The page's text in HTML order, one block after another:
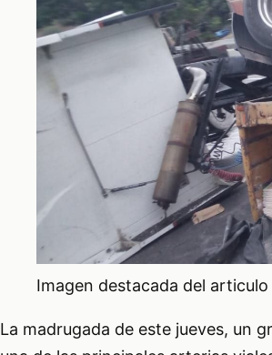
Imagen destacada del
La madrugada de este jueves, un